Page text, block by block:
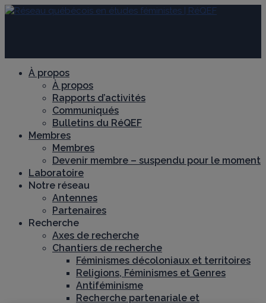
À propos
À propos
Rapports d’activités
Communiqués
Bulletins du RéQEF
Membres
Membres
Devenir membre – suspendu pour le moment
Laboratoire
Notre réseau
Antennes
Partenaires
Recherche
Axes de recherche
Chantiers de recherche
Féminismes décoloniaux et territoires
Religions, Féminismes et Genres
Antiféminisme
Recherche partenariale et